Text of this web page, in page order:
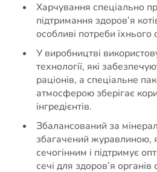
Харчування спеціально
підтримання здоров’я
особливі потреби їхнього
У виробництві
технології, які
раціонів, а спеціальне
атмосферою зберігає
інгредієнтів.
Збалансований за
збагачений журавлиною,
сечогінним і підтримує
сечі для здоров’я органів